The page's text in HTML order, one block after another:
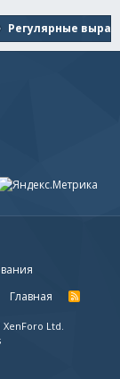
Регулярные
Главная
R
Ltd.